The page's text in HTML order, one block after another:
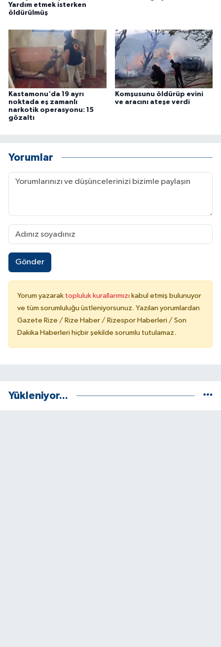
Yardım etmek isterken
öldürülmüş
Kastamonu'da 19 ayrı
noktada eş zamanlı
narkotik operasyonu: 15
gözaltı
Komşusunu öldürüp evini
ve aracını ateşe verdi
Yorumlar
Gönder
Yorum yazarak topluluk kurallarımızı kabul etmiş bulunuyor
ve tüm sorumluluğu üstleniyorsunuz. Yazılan yorumlardan
Gazete Rize / Rize Haber / Rizespor Haberleri / Son
Dakika Haberleri hiçbir şekilde sorumlu tutulamaz.
Yükleniyor...
ÜLKE GÜNDEMİ
YAŞAM
YEREL
Yerel Haberler